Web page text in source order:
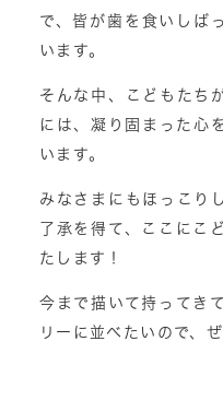
で、皆が歯を食いしば
います。
そんな中、こどもたち
には、凝り固まった心
います。
みなさまにもほっこり
了承を得て、ここにこ
たします！
今まで描いて持ってき
リーに並べたいので、